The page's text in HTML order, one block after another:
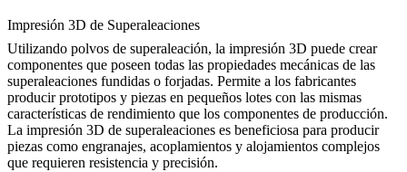
Impresión 3D de Superaleaciones
Utilizando polvos de superaleación, la impresión 3D puede crear
componentes que poseen todas las propiedades mecánicas de las
superaleaciones fundidas o forjadas. Permite a los fabricantes
producir prototipos y piezas en pequeños lotes con las mismas
características de rendimiento que los componentes de producción.
La impresión 3D de superaleaciones es beneficiosa para producir
piezas como engranajes, acoplamientos y alojamientos complejos
que requieren resistencia y precisión.